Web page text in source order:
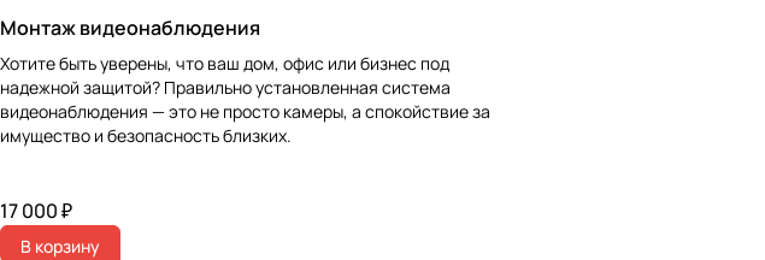
Монтаж видеонаблюдения
Хотите быть уверены, что ваш дом, офис или бизнес под
надежной защитой? Правильно установленная система
видеонаблюдения — это не просто камеры, а спокойствие за
имущество и безопасность близких.
17 000 ₽
В корзину